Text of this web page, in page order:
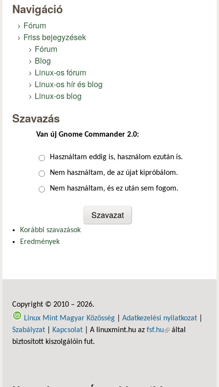
Navigáció
Fórum
Friss bejegyzések
Fórum
Blog
Linux-os fórum
Linux-os hír és blog
Linux-os blog
Szavazás
Van új Gnome Commander 2.0:
Választások
Használtam eddig is, használom ezután is.
Nem használtam, de az újat kipróbálom.
Nem használtam, és ez után sem fogom.
Korábbi szavazások
Eredmények
Copyright © 2010 – 2026.
Linux Mint Magyar Közösség
Adatkezelési nyilatkozat
Szabályzat
Kapcsolat | A linuxmint.hu az fsf.hu(külső hivatkozás)
által
biztosított kiszolgálóin fut.